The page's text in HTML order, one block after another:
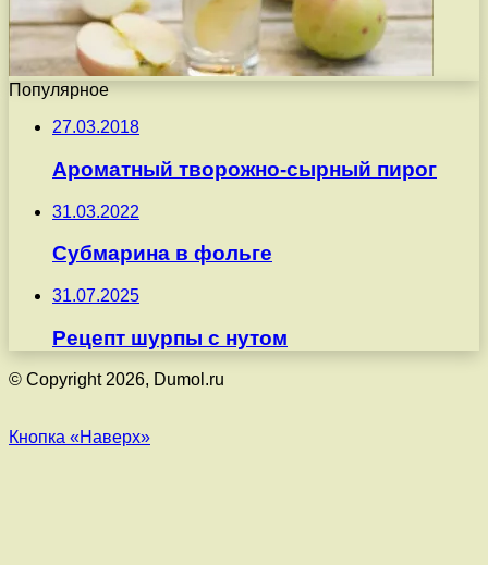
Популярное
27.03.2018
Ароматный творожно-сырный пирог
31.03.2022
Субмарина в фольге
31.07.2025
Рецепт шурпы с нутом
© Copyright 2026, Dumol.ru
Кнопка «Наверх»